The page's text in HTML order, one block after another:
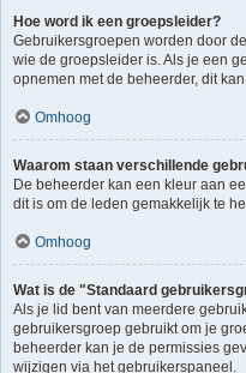
Hoe word ik een groepsleider?
Gebruikersgroepen worden door
wie de groepsleider is. Als je een
opnemen met de beheerder, dit
Omhoog
Waarom staan verschillende
De beheerder kan een kleur aan
dit is om de leden gemakkelijk te
Omhoog
Wat is de "Standaard
Als je lid bent van meerdere
gebruikersgroep gebruikt om je
beheerder kan je de permissies
wijzigen via het gebruikerspaneel.